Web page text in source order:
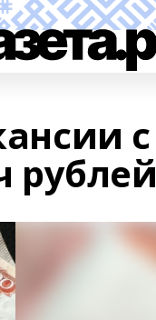
с
рублей